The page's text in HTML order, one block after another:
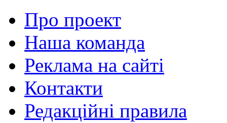
Про проект
Наша команда
Реклама на сайті
Контакти
Редакційні правила